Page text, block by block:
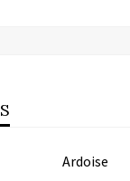
Ardoise